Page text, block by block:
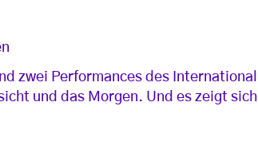
zwei Performances des International
und das Morgen. Und es zeigt sich